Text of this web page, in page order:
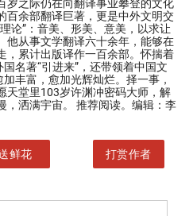
岁之际仍在向翻译事业攀登的文化
百余部翻译巨著，更是中外文明交
论”：音美、形美、意美，以求让
他从事文学翻译六十余年，能够在
，累计出版译作一百余部。怀揣着
名著“引进来”，还带领着中国文
丰富，愈加光辉灿烂。择一事，
天堂里103岁许渊冲密码大师，解
，洒满宇宙。 推荐阅读。编辑：李
鲜花 打赏作者